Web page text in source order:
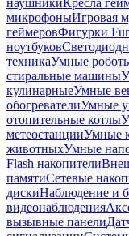
наушникиКресла
микрофоныИгровая
геймеровФигурки
ноутбуков
техникаУмные
стиральные машины
кулинарныеУмные
обогревателиУмные
отопительные котлы
метеостанцииУмные
животныхУмные
Flash накопители
памятиСетевые
дискиНаблюдение и
видеонаблюдения
вызывные панели